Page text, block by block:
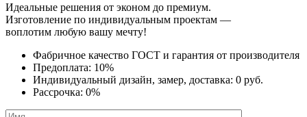
Идеальные решения от эконом до премиум.
Изготовление по индивидуальным проектам —
воплотим любую вашу мечту!
Фабричное качество ГОСТ и гарантия от производителя
Предоплата: 10%
Индивидуальный дизайн, замер, доставка: 0 руб.
Рассрочка: 0%